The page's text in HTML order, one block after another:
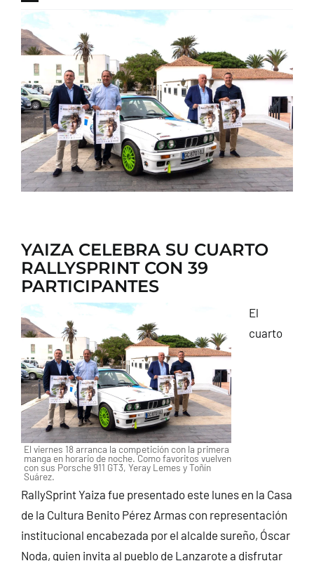
TURISMO
CONTACTO
YAIZA CELEBRA SU CUARTO
RALLYSPRINT CON 39
PARTICIPANTES
El viernes 18 arranca la competición con la primera
manga en horario de noche. Como favoritos vuelven
con sus Porsche 911 GT3, Yeray Lemes y Toñín
Suárez.
El
cuarto
RallySprint Yaiza fue presentado este lunes en la Casa
de la Cultura Benito Pérez Armas con representación
institucional encabezada por el alcalde sureño, Óscar
Noda, quien invita al pueblo de Lanzarote a disfrutar